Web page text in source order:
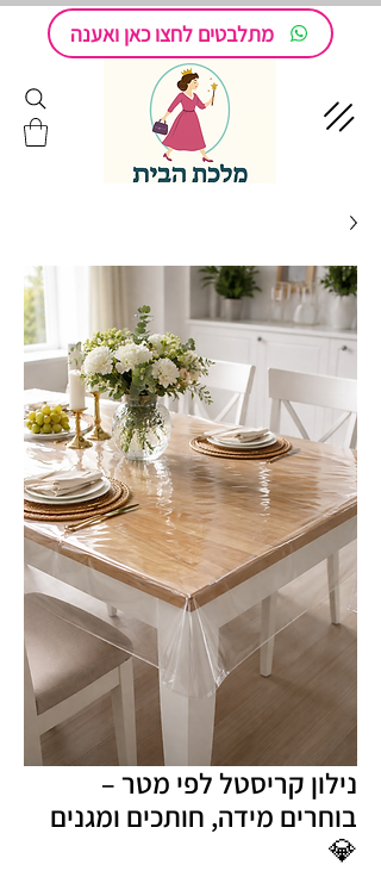
מתלבטים לחצו כאן ואענה
נילון קריסטל לפי מטר –
בוחרים מידה, חותכים ומגנים
💎